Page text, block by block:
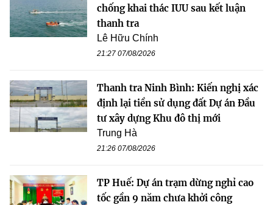
chống khai thác IUU sau kết luận
thanh tra
Lê Hữu Chính
21:27 07/08/2026
Thanh tra Ninh Bình: Kiến nghị xác
định lại tiền sử dụng đất Dự án Đầu
tư xây dựng Khu đô thị mới
Trung Hà
21:26 07/08/2026
TP Huế: Dự án trạm dừng nghỉ cao
tốc gần 9 năm chưa khởi công